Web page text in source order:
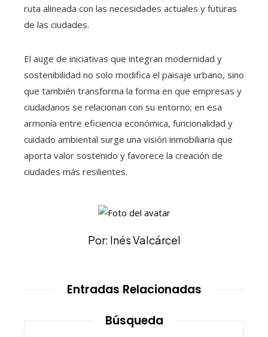
ruta alineada con las necesidades actuales y futuras
de las ciudades.
El auge de iniciativas que integran modernidad y
sostenibilidad no solo modifica el paisaje urbano, sino
que también transforma la forma en que empresas y
ciudadanos se relacionan con su entorno; en esa
armonía entre eficiencia económica, funcionalidad y
cuidado ambiental surge una visión inmobiliaria que
aporta valor sostenido y favorece la creación de
ciudades más resilientes.
Por: Inés Valcárcel
Entradas Relacionadas
Búsqueda